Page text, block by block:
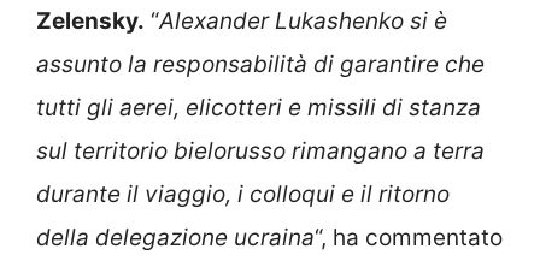
Zelensky. “Alexander Lukashenko si è
assunto la responsabilità di garantire che
tutti gli aerei, elicotteri e missili di stanza
sul territorio bielorusso rimangano a terra
durante il viaggio, i colloqui e il ritorno
della delegazione ucraina“, ha commentato